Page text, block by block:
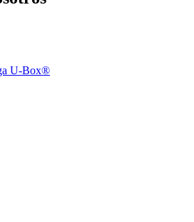
U-Box®